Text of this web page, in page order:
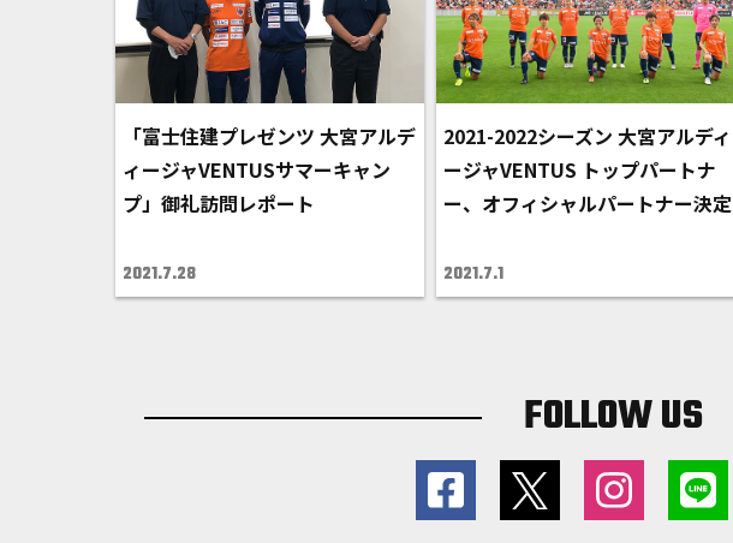
「富士住建プレゼンツ 大宮アルデ
ィージャVENTUSサマーキャン
プ」御礼訪問レポート
2021.7.28
2021-2022シーズン 大宮アルディ
ージャVENTUS トップパートナ
ー、オフィシャルパートナー決定
2021.7.1
FOLLOW US